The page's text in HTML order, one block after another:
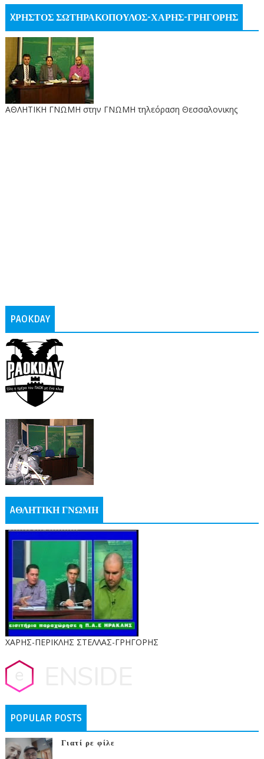
XΡΗΣΤΟΣ ΣΩΤΗΡΑΚΟΠΟΥΛΟΣ-ΧΑΡΗΣ-ΓΡΗΓΟΡΗΣ
ΑΘΛΗΤΙΚΗ ΓΝΩΜΗ στην ΓΝΩΜΗ τηλεόραση Θεσσαλονικης
PAOKDAY
AΘΛΗΤΙΚΗ ΓΝΩΜΗ
ΧΑΡΗΣ-ΠΕΡΙΚΛΗΣ ΣΤΕΛΛΑΣ-ΓΡΗΓΟΡΗΣ
POPULAR POSTS
Γιατί ρε φίλε